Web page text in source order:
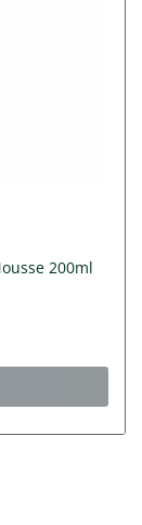
200ml